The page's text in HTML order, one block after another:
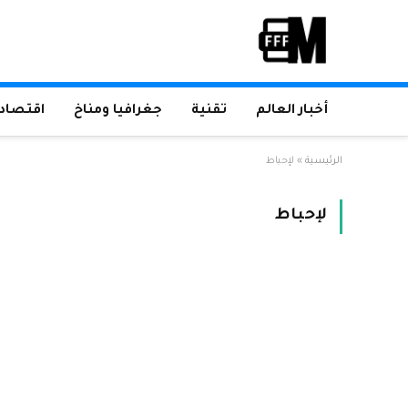
أخبار العالم تقنية جغرافيا ومناخ
الرئيسية » لإحباط
لإحباط